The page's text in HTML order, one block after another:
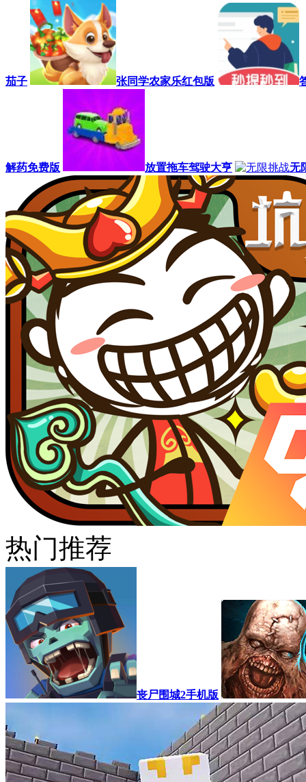
茄子 张同学农家乐红包版
解药免费版 放置拖车驾驶大亨 无
热门推荐
丧尸围城2手机版